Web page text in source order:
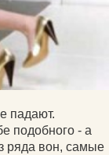
падают.
подобного - а
ряда вон, самые